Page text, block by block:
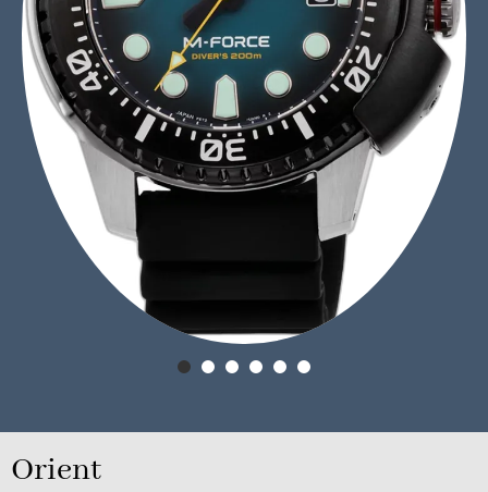
Orient